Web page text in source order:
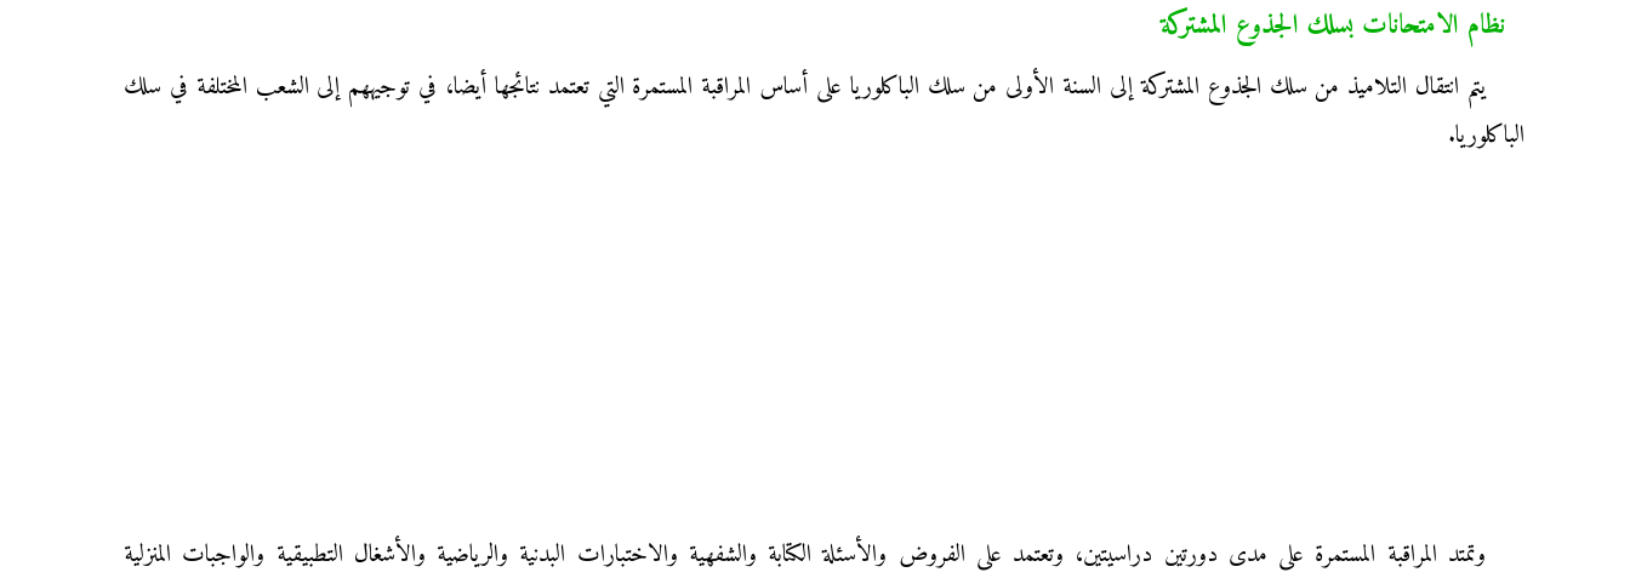
نظام الامتحانات بسلك الجذوع المشتركة
يتم انتقال التلاميذ من سلك الجذوع المشتركة إلى السنة الأولى من سلك الباكلوريا على أساس المراقبة المستمرة التي تعتمد نتائجها أيضا، في توجيههم إلى الشعب المختلفة في سلك
الباكلوريا.
وتمتد المراقبة المستمرة على مدى دورتين دراسيتين، وتعتمد على الفروض والأسئلة الكتابة والشفهية والاختبارات البدنية والرياضية والأشغال التطبيقية والواجبات المنزلية